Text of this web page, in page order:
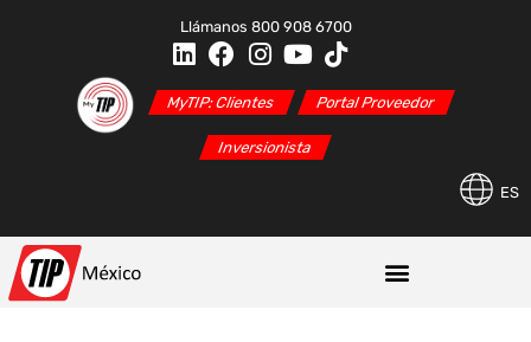
Llámanos 800 908 6700
MyTIP: Clientes Portal Proveedor
Inversionista
ES